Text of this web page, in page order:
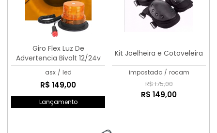
Giro Flex Luz De
Advertencia Bivolt 12/24v
Amarelo
asx / led
R$ 149,00
Lançamento
Kit Joelheira e Cotoveleira
impostado / rocam
R$ 175,00
R$ 149,00